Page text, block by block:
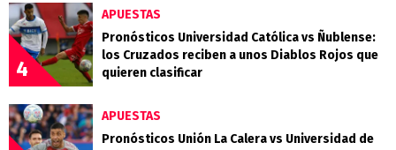
4
APUESTAS
Pronósticos Universidad Católica vs Ñublense:
los Cruzados reciben a unos Diablos Rojos que
quieren clasificar
APUESTAS
Pronósticos Unión La Calera vs Universidad de